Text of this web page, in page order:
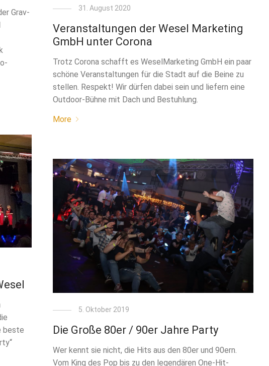
Grav-
31. August 2020
Veranstaltungen der Wesel Marketing
GmbH unter Corona
Trotz Corona schafft es WeselMarketing GmbH ein paar
schöne Veranstaltungen für die Stadt auf die Beine zu
stellen. Respekt! Wir dürfen dabei sein und liefern eine
Outdoor-Bühne mit Dach und Bestuhlung.
More
beste
5. Oktober 2019
Die Große 80er / 90er Jahre Party
Wer kennt sie nicht, die Hits aus den 80er und 90ern.
Vom King des Pop bis zu den legendären One-Hit-